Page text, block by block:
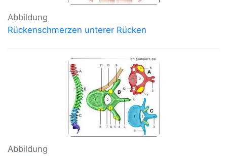
Abbildung
Rückenschmerzen unterer Rücken
Abbildung